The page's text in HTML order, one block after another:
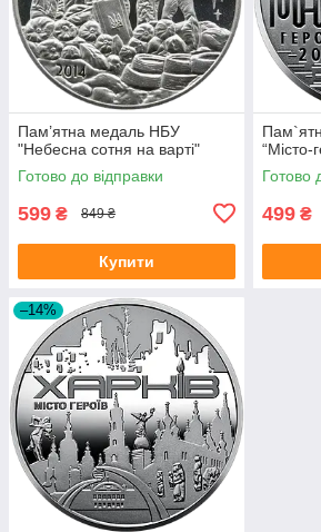
Пам’ятна медаль НБУ
"Небесна сотня на варті"
Готово до відправки
599 ₴ 849 ₴
Купити
“Місто-
Готово
499 ₴
–14%